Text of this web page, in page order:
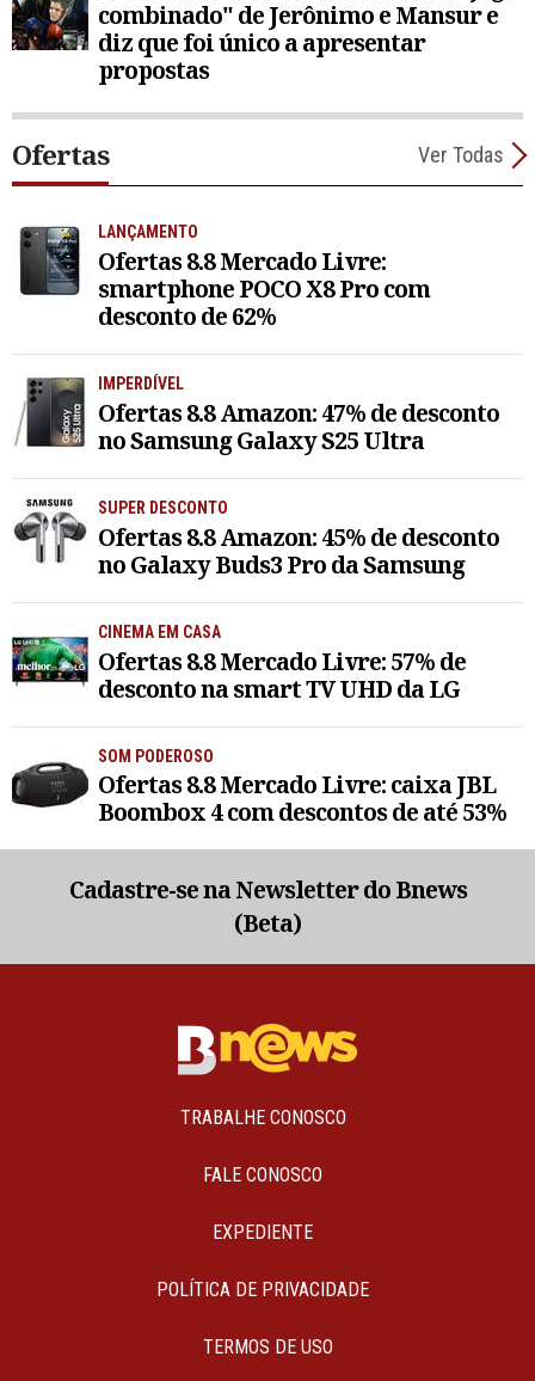
combinado" de Jerônimo e Mansur e
diz que foi único a apresentar
propostas
Ofertas Ver Todas
LANÇAMENTO
Ofertas 8.8 Mercado Livre:
smartphone POCO X8 Pro com
desconto de 62%
IMPERDÍVEL
Ofertas 8.8 Amazon: 47% de desconto
no Samsung Galaxy S25 Ultra
SUPER DESCONTO
Ofertas 8.8 Amazon: 45% de desconto
no Galaxy Buds3 Pro da Samsung
CINEMA EM CASA
Ofertas 8.8 Mercado Livre: 57% de
desconto na smart TV UHD da LG
SOM PODEROSO
Ofertas 8.8 Mercado Livre: caixa JBL
Boombox 4 com descontos de até 53%
Cadastre-se na Newsletter do Bnews
(Beta)
TRABALHE CONOSCO
FALE CONOSCO
EXPEDIENTE
POLÍTICA DE PRIVACIDADE
TERMOS DE USO